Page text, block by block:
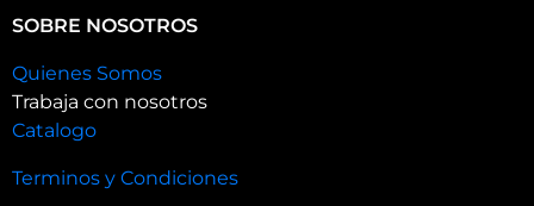
SOBRE NOSOTROS
Quienes Somos
Trabaja con nosotros
Catalogo
Terminos y Condiciones